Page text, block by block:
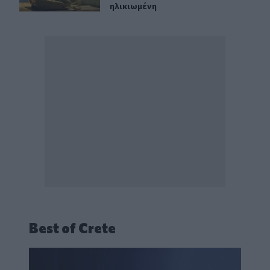
ηλικιωμένη
Best of Crete